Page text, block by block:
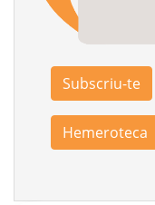
Subscriu-te
Hemeroteca